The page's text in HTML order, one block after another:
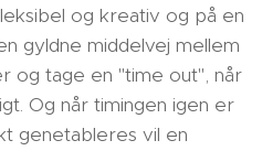
og kreativ og på en
gyldne middelvej mellem
og tage en "time out", når
Og når timingen igen er
genetableres vil en